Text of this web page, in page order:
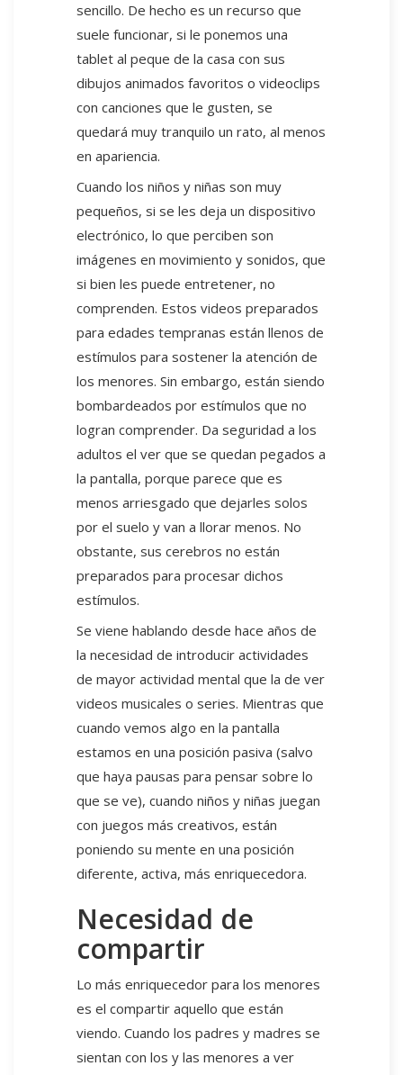
sencillo. De hecho es un recurso que
suele funcionar, si le ponemos una
tablet al peque de la casa con sus
dibujos animados favoritos o videoclips
con canciones que le gusten, se
quedará muy tranquilo un rato, al menos
en apariencia.
Cuando los niños y niñas son muy
pequeños, si se les deja un dispositivo
electrónico, lo que perciben son
imágenes en movimiento y sonidos, que
si bien les puede entretener, no
comprenden. Estos videos preparados
para edades tempranas están llenos de
estímulos para sostener la atención de
los menores. Sin embargo, están siendo
bombardeados por estímulos que no
logran comprender. Da seguridad a los
adultos el ver que se quedan pegados a
la pantalla, porque parece que es
menos arriesgado que dejarles solos
por el suelo y van a llorar menos. No
obstante, sus cerebros no están
preparados para procesar dichos
estímulos.
Se viene hablando desde hace años de
la necesidad de introducir actividades
de mayor actividad mental que la de ver
videos musicales o series. Mientras que
cuando vemos algo en la pantalla
estamos en una posición pasiva (salvo
que haya pausas para pensar sobre lo
que se ve), cuando niños y niñas juegan
con juegos más creativos, están
poniendo su mente en una posición
diferente, activa, más enriquecedora.
Necesidad de
compartir
Lo más enriquecedor para los menores
es el compartir aquello que están
viendo. Cuando los padres y madres se
sientan con los y las menores a ver